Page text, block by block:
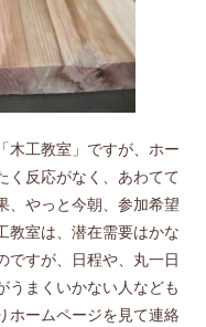
木工教室」ですが、ホー
く反応がなく、あわてて
、やっと今朝、参加希望
教室は、潜在需要はかな
ですが、日程や、丸一日
うまくいかない人なども
ホームページを見て連絡